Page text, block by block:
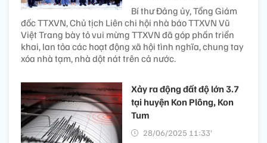
Bí thư Đảng ủy, Tổng Giám
đốc TTXVN, Chủ tịch Liên chi hội nhà báo TTXVN Vũ
Việt Trang bày tỏ vui mừng TTXVN đã góp phần triển
khai, lan tỏa các hoạt động xã hội tình nghĩa, chung tay
xóa nhà tạm, nhà dột nát trên cả nước.
Xảy ra động đất độ lớn 3.7
tại huyện Kon Plông, Kon
Tum
28/06/2025 11:33’